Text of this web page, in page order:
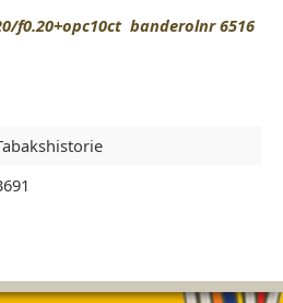
f0.20+opc10ct banderolnr 6516